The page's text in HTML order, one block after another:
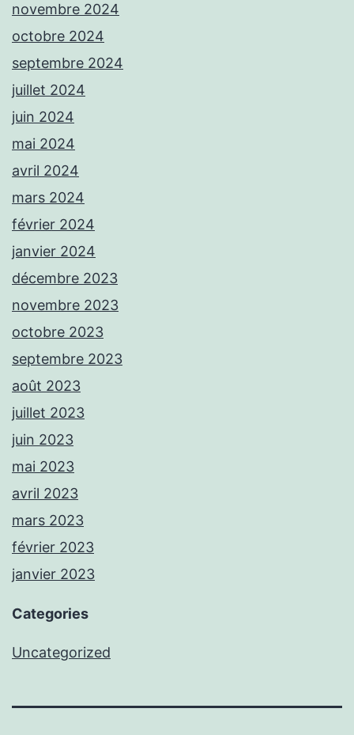
novembre 2024
octobre 2024
septembre 2024
juillet 2024
juin 2024
mai 2024
avril 2024
mars 2024
février 2024
janvier 2024
décembre 2023
novembre 2023
octobre 2023
septembre 2023
août 2023
juillet 2023
juin 2023
mai 2023
avril 2023
mars 2023
février 2023
janvier 2023
Categories
Uncategorized